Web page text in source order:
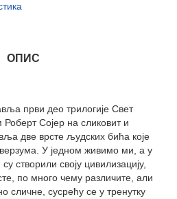
ОПИС
први део трилогије Свет
Роберт Сојер на сликовит и
две врсте људских бића које
У једном живимо ми, а у
створили своју цивилизацију,
по много чему различите, али
сличне, сусрећу се у тренутку